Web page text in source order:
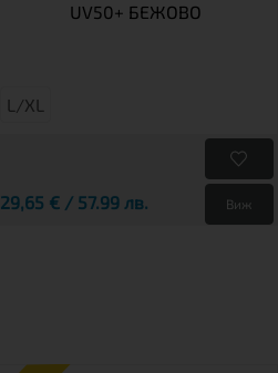
UV50+ БЕЖОВО
L/XL
29,65 € / 57.99 лв. Виж